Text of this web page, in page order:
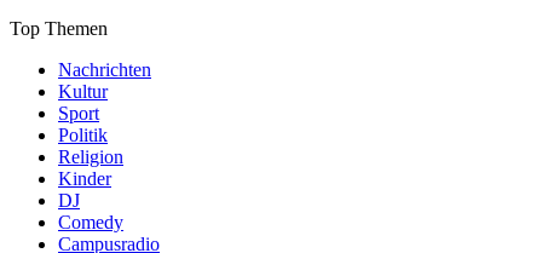
Top Themen
Nachrichten
Kultur
Sport
Politik
Religion
Kinder
DJ
Comedy
Campusradio